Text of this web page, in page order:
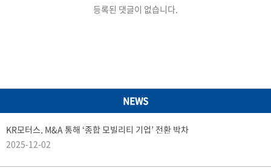
등록된 댓글이 없습니다.
NEWS
KR모터스, M&A 통해 ‘종합 모빌리티 기업’ 전환 박차
2025-12-02